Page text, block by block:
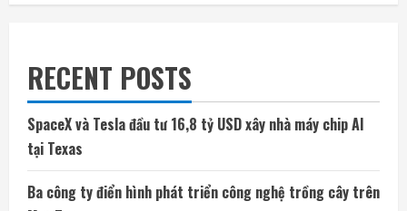
RECENT POSTS
SpaceX và Tesla đầu tư 16,8 tỷ USD xây nhà máy chip AI
tại Texas
Ba công ty điển hình phát triển công nghệ trồng cây trên